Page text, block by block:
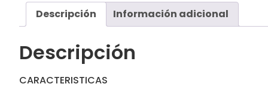
Descripción Información adicional
Descripción
CARACTERISTICAS